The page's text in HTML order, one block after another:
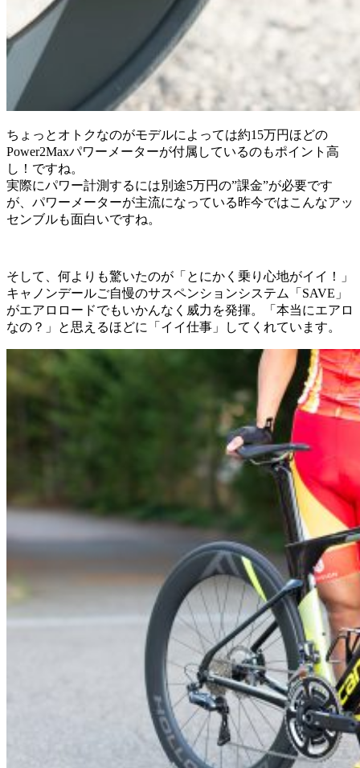
ちょっとオトクなのがモデルによっては約15万円ほどの
Power2Maxパワーメーターが付属しているのもポイント高
し！ですね。
実際にパワー計測するには別途5万円の”課金”が必要です
が、パワーメーターが主流になっている昨今ではこんなアッ
センブルも面白いですね。
そして、何よりも驚いたのが「とにかく乗り心地がイイ！」
キャノンデールご自慢のサスペンションシステム「SAVE」
がエアロロードでもいかんなく威力を発揮。「本当にエアロ
なの？」と思えるほどに「イイ仕事」してくれています。